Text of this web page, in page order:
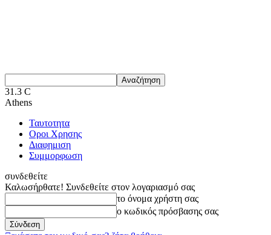
31.3 C
Athens
Ταυτοτητα
Οροι Χρησης
Διαφημιση
Συμμορφωση
συνδεθείτε
Καλωσήρθατε! Συνδεθείτε στον λογαριασμό σας
το όνομα χρήστη σας
ο κωδικός πρόσβασης σας